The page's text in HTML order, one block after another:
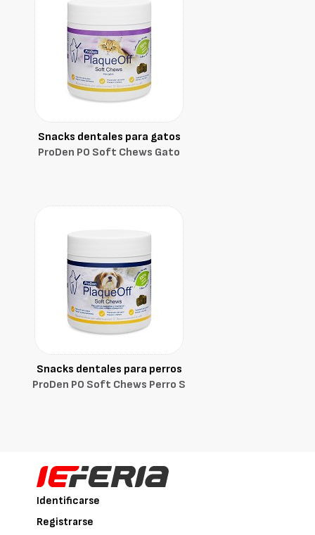
Snacks dentales para gatos
ProDen PO Soft Chews Gato
Snacks dentales para perros
ProDen PO Soft Chews Perro S
Identificarse
Registrarse